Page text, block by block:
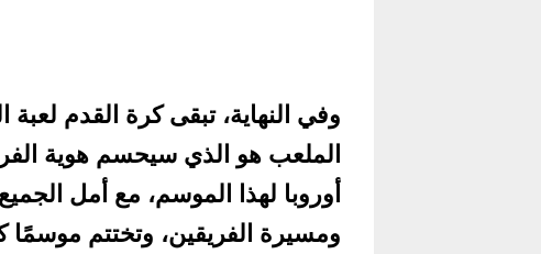
وفي النهاية، تبقى كرة القدم
الملعب هو الذي سيحسم هوية
أوروبا لهذا الموسم، مع أمل
ومسيرة الفريقين، وتختتم موسمًا